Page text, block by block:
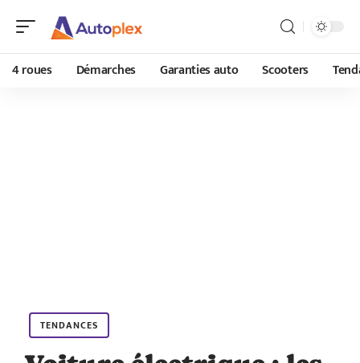
4 roues Démarches Garanties auto Scooters
TENDANCES